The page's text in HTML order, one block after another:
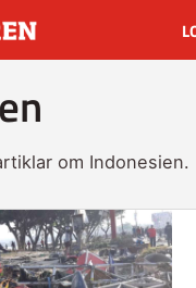
om Indonesien.